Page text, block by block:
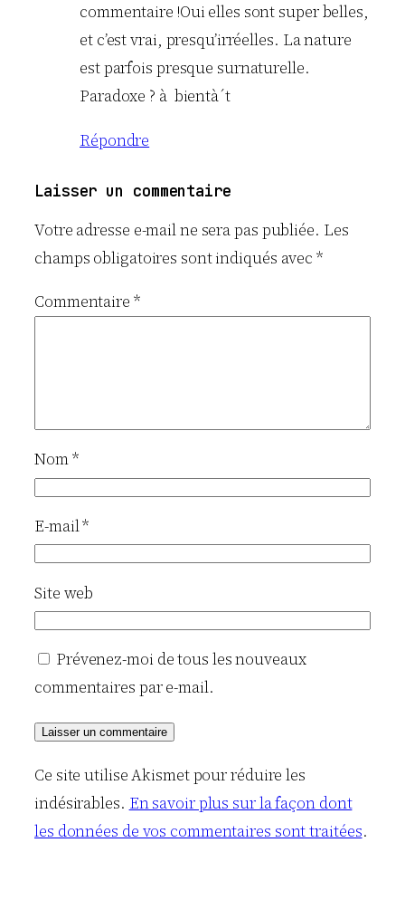
commentaire !Oui elles sont super belles,
et c’est vrai, presqu’irréelles. La nature
est parfois presque surnaturelle.
Paradoxe ? à bientà´t
Répondre
Laisser un commentaire
Votre adresse e-mail ne sera pas publiée. Les
champs obligatoires sont indiqués avec*
Commentaire *
Nom*
E-mail*
Site web
Prévenez-moi de tous les nouveaux
commentaires par e-mail.
Ce site utilise Akismet pour réduire les
indésirables. En savoir plus sur la façon dont
les données de vos commentaires sont traitées.